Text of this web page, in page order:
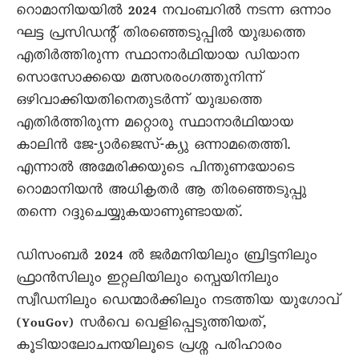
റൊമാനിയയിൽ 2024 നവംബറിൽ നടന്ന ഒന്നാം
ഘട്ട പ്രസിഡന്റ് തിരഞ്ഞെടുപ്പിൽ യുദ്ധത്തെ
എതിർത്തിരുന്ന സ്ഥാനാർഥിയായ ഡിയാന
സൊസോക്കയെ മത്സരരംഗത്തുനിന്ന്
ഒഴിവാക്കിയതിനെതുടർന്ന് യുദ്ധത്തെ
എതിർത്തിരുന്ന മറ്റൊരു സ്ഥാനാർഥിയായ
കാലിൻ ജേ-്യാർജെസ്-ക്യു ഒന്നാമതെത്തി.
എന്നാൽ അമേരിക്കയുടെ പിന്തുണയോടെ
റൊമാനിയൻ അധികൃതർ ആ തിരഞ്ഞെടുപ്പു
തന്നെ റദ്ദുചെയ്യുകയാണുണ്ടായത്.
ഡിസംബർ 2024 ൽ ജർമനിയിലും ബ്രിട്ടനിലും
ഫ്രാൻസിലും ഇറ്റലിയിലും സ്പെയിനിലും
സ്വീഡനിലും ഡെന്മാർക്കിലും നടത്തിയ യുഗോവ്
(YouGov) സർവെ വെളിപ്പെടുത്തിയത്,
കൂടിയാലോചനയിലൂടെ പ്രശ്ന പരിഹാരം